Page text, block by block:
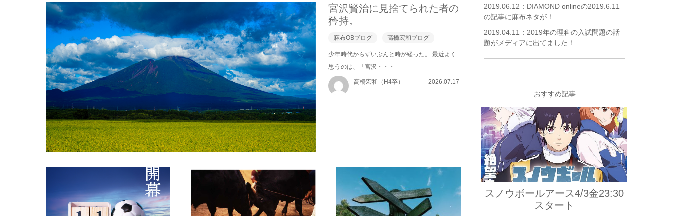
宮沢賢治に見捨てられた者の
矜持。
麻布OBブログ 高橋宏和ブログ
少年時代からずいぶんと時が経った。 最近よく
思うのは、「宮沢・・・
高橋宏和（H4卒） 2026.07.17
2019.06.12： DIAMOND onlineの2019.6.11
の記事に麻布ネタが！
2019.04.11： 2019年の理科の入試問題の話
題がメディアに出てました！
おすすめ記事
スノウボールアース4/3金23:30
スタート